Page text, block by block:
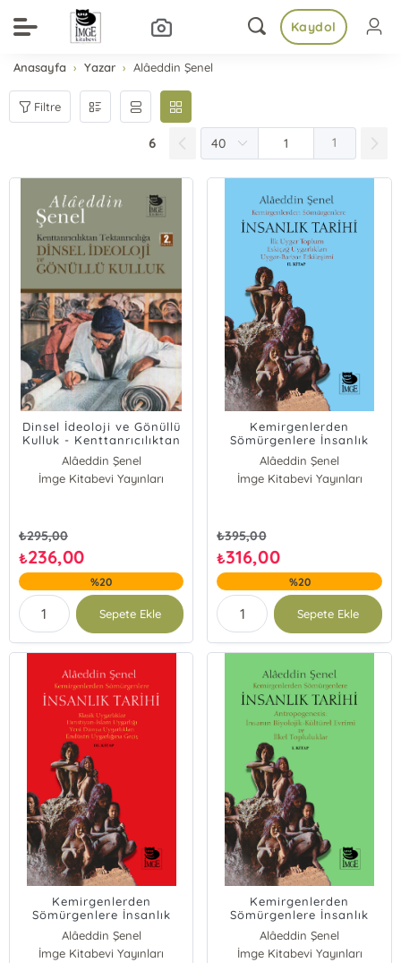
Kaydol
Anasayfa Yazar Alâeddin Şenel
Filtre
6 1
Dinsel İdeoloji ve Gönüllü
Kulluk - Kenttanrıcılıktan
Tektanrıcılığa
Alâeddin Şenel
İmge Kitabevi Yayınları
₺295,00
₺236,00
%20
Sepete Ekle
Kemirgenlerden
Sömürgenlere İnsanlık
Tarihi II. Kitap - İlk Uygar
Toplum, Eskiçağ
Uygarlıkları, Uygar-
Alâeddin Şenel
İmge Kitabevi Yayınları
₺395,00
₺316,00
%20
Sepete Ekle
Kemirgenlerden
Sömürgenlere İnsanlık
Tarihi III. Kitap - Klasik
Uygarlıklar, Hıristiyan-
İslam Uygarlığı, Yeni
Alâeddin Şenel
İmge Kitabevi Yayınları
Kemirgenlerden
Sömürgenlere İnsanlık
Tarihi I. Kitap -
Antropogenesis: İnsanın
Biyolojik-Kültürel Evrimi
Alâeddin Şenel
İmge Kitabevi Yayınları